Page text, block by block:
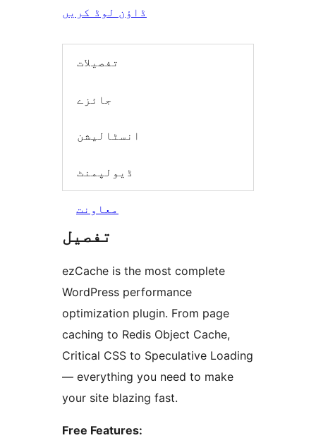
ڈاؤن لوڈ کریں
تفصیلات
جائزے
انسٹالیشن
ڈیولپمنٹ
معاونت
تفصیل
ezCache is the most complete
WordPress performance
optimization plugin. From page
caching to Redis Object Cache,
Critical CSS to Speculative Loading
— everything you need to make
your site blazing fast.
Free Features: